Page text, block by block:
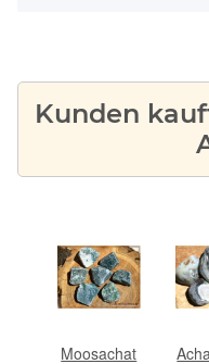
Kunden
Moosachat